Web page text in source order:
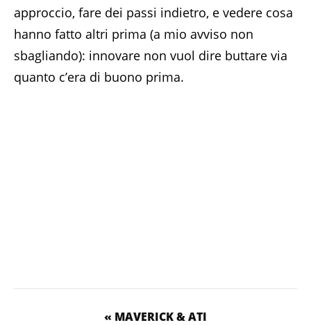
approccio, fare dei passi indietro, e vedere cosa
hanno fatto altri prima (a mio avviso non
sbagliando): innovare non vuol dire buttare via
quanto c’era di buono prima.
« MAVERICK & ATI